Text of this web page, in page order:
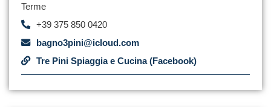
Terme
+39 375 850 0420
bagno3pini@icloud.com
Tre Pini Spiaggia e Cucina (Facebook)